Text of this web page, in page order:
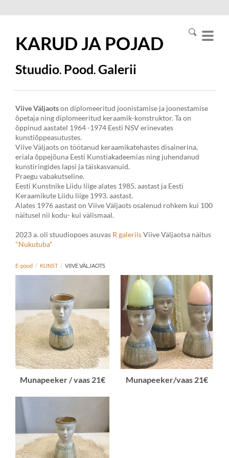
KARUD JA POJAD
Stuudio. Pood. Galerii
Viive Väljaotson diplomeeritud joonistamise ja joonestamise
õpetaja ning diplomeeritud keraamik-konstruktor. Ta on
õppinud aastatel 1964 -1974 Eesti NSV erinevates
kunstiõppeasutustes.
Viive Väljaots on töötanud keraamikatehastes disainerina,
eriala õppejõuna Eesti Kunstiakadeemias ning juhendanud
kunstiringides lapsi ja täiskasvanuid.
Praegu vabakutseline.
Eesti Kunstnike Liidu liige alates 1985. aastast ja Eesti
Keraamikute Liidu liige 1993. aastast.
Alates 1976 aastast on Viive Väljaots osalenud rohkem kui 100
näitusel nii kodu- kui välismaal.
2023 a. oli stuudiopoes asuvas R galeriisViive Väljaotsa näitus
"Nukutuba"
E-pood / KUNST / VIIVE VÄLJAOTS
Munapeeker / vaas 21€ Munapeeker/vaas 21€